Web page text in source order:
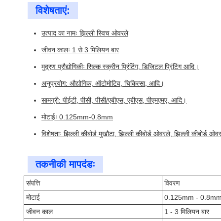
विशेषताएं:
उत्पाद का नामः झिल्ली स्विच ओवरले
जीवन कालः 1 से 3 मिलियन बार
मुद्रण प्रौद्योगिकीः सिल्क स्क्रीन प्रिंटिंग, डिजिटल प्रिंटिंग आदि।
अनुप्रयोग: औद्योगिक, ऑटोमोटिव, चिकित्सा, आदि।
सामग्री: पीईटी, पीसी, पीसी/एबीएस, एबीएस, पीएमएमए, आदि।
मोटाईः 0.125mm-0.8mm
विशेषताः झिल्ली कीबोर्ड मुखौटा, झिल्ली कीबोर्ड ओवरले, झिल्ली कीबोर्ड
तकनीकी मापदंडः
संपत्ति
विवरण
मोटाई
0.125mm - 0.8mm
जीवन काल
1 - 3 मिलियन बार